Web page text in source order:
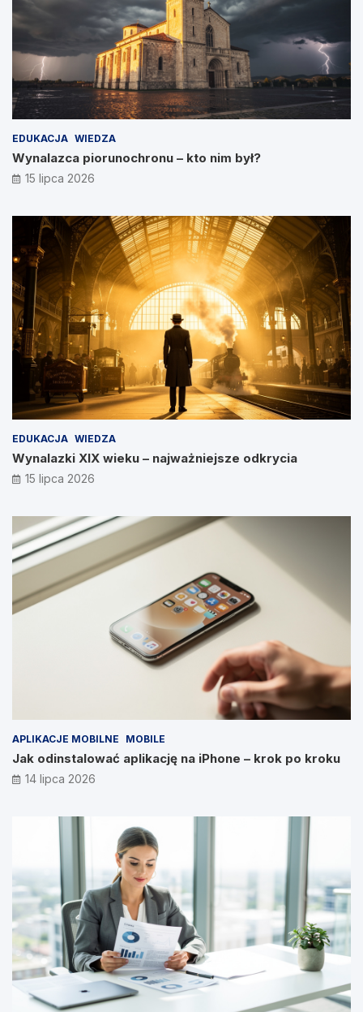
EDUKACJA WIEDZA
Wynalazca piorunochronu – kto nim był?
15 lipca 2026
EDUKACJA WIEDZA
Wynalazki XIX wieku – najważniejsze odkrycia
15 lipca 2026
APLIKACJE MOBILNE MOBILE
Jak odinstalować aplikację na iPhone – krok po kroku
14 lipca 2026